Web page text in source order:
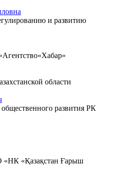
и развитию
области
развития РК
«НК «Қазақстан Ғарыш